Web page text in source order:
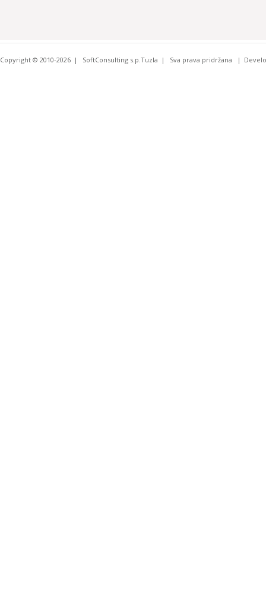
Copyright © 2010-2026 SoftConsulting s.p.Tuzla Sva prava pridržana